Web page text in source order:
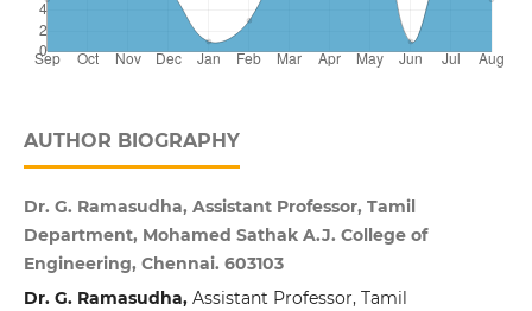
AUTHOR BIOGRAPHY
Dr. G. Ramasudha, Assistant Professor, Tamil
Department, Mohamed Sathak A.J. College of
Engineering, Chennai. 603103
Dr. G. Ramasudha, Assistant Professor, Tamil